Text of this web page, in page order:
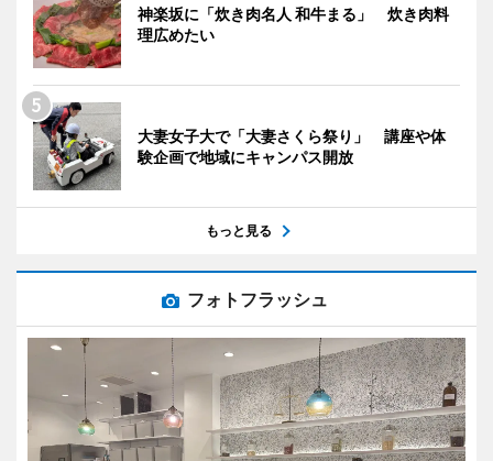
神楽坂に「炊き肉名人 和牛まる」 炊き肉料
理広めたい
大妻女子大で「大妻さくら祭り」 講座や体
験企画で地域にキャンパス開放
もっと見る
フォトフラッシュ